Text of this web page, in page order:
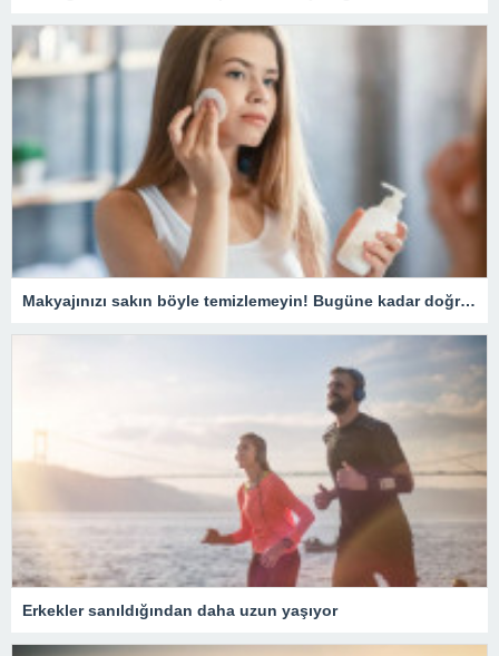
Makyajınızı sakın böyle temizlemeyin! Bugüne kadar doğru bilinen yanlış temizleme yöntemi pahalıya mal oluyor
Erkekler sanıldığından daha uzun yaşıyor